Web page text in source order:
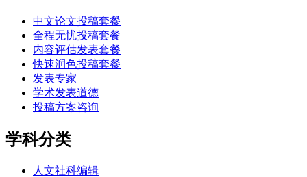
中文论文投稿套餐
全程无忧投稿套餐
内容评估发表套餐
快速润色投稿套餐
发表专家
学术发表道德
投稿方案咨询
学科分类
人文社科编辑